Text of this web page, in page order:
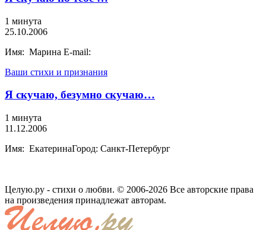
1 минута
25.10.2006
Имя: Марина E-mail:
Ваши стихи и признания
Я скучаю, безумно скучаю…
1 минута
11.12.2006
Имя: ЕкатеринаГород: Санкт-Петербург
Целую.ру - стихи о любви. © 2006-2026 Все авторские права
на произведения принадлежат авторам.